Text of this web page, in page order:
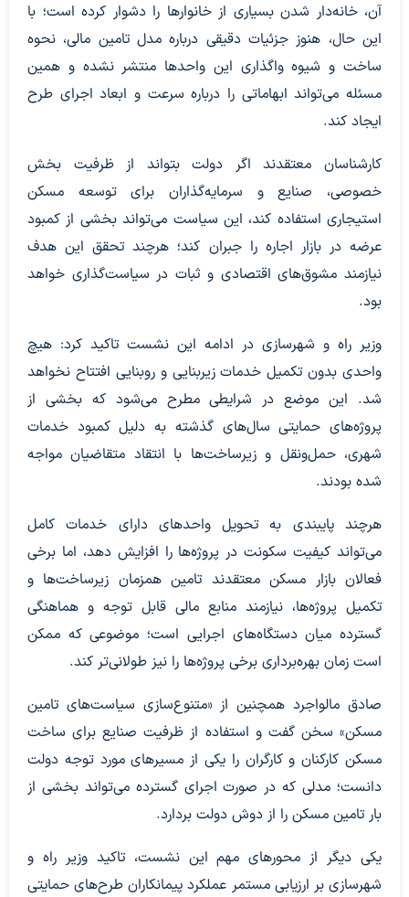
آن، خانه‌دار شدن بسیاری از خانوار‌ها را دشوار کرده است؛ با
این حال، هنوز جزئیات دقیقی درباره مدل تامین مالی، نحوه
ساخت و شیوه واگذاری این واحد‌ها منتشر نشده و همین
مسئله می‌تواند ابهاماتی را درباره سرعت و ابعاد اجرای طرح
ایجاد کند.
کارشناسان معتقدند اگر دولت بتواند از ظرفیت بخش
خصوصی، صنایع و سرمایه‌گذاران برای توسعه مسکن
استیجاری استفاده کند، این سیاست می‌تواند بخشی از کمبود
عرضه در بازار اجاره را جبران کند؛ هرچند تحقق این هدف
نیازمند مشوق‌های اقتصادی و ثبات در سیاست‌گذاری خواهد
بود.
وزیر راه و شهرسازی در ادامه این نشست تاکید کرد: هیچ
واحدی بدون تکمیل خدمات زیربنایی و روبنایی افتتاح نخواهد
شد. این موضع در شرایطی مطرح می‌شود که بخشی از
پروژه‌های حمایتی سال‌های گذشته به دلیل کمبود خدمات
شهری، حمل‌ونقل و زیرساخت‌ها با انتقاد متقاضیان مواجه
شده بودند.
هرچند پایبندی به تحویل واحد‌های دارای خدمات کامل
می‌تواند کیفیت سکونت در پروژه‌ها را افزایش دهد، اما برخی
فعالان بازار مسکن معتقدند تامین همزمان زیرساخت‌ها و
تکمیل پروژه‌ها، نیازمند منابع مالی قابل توجه و هماهنگی
گسترده میان دستگاه‌های اجرایی است؛ موضوعی که ممکن
است زمان بهره‌برداری برخی پروژه‌ها را نیز طولانی‌تر کند.
صادق مالواجرد همچنین از «متنوع‌سازی سیاست‌های تامین
مسکن» سخن گفت و استفاده از ظرفیت صنایع برای ساخت
مسکن کارکنان و کارگران را یکی از مسیر‌های مورد توجه دولت
دانست؛ مدلی که در صورت اجرای گسترده می‌تواند بخشی از
بار تامین مسکن را از دوش دولت بردارد.
یکی دیگر از محور‌های مهم این نشست، تاکید وزیر راه و
شهرسازی بر ارزیابی مستمر عملکرد پیمانکاران طرح‌های حمایتی